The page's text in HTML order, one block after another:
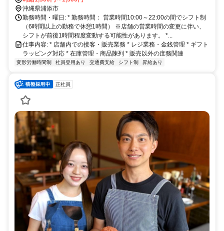
沖縄県浦添市
勤務時間・曜日: * 勤務時間： 営業時間10:00～22:00の間でシフト制
（6時間以上の勤務で休憩1時間） ※店舗の営業時間の変更に伴い、
シフトが前後1時間程度変動する可能性があります。 *...
仕事内容: * 店舗内での接客・販売業務 * レジ業務・金銭管理 * ギフト
ラッピング対応 * 在庫管理・商品陳列 * 販売以外の庶務関連
変形労働時間制 社員登用あり 交通費支給 シフト制 昇給あり
正社員